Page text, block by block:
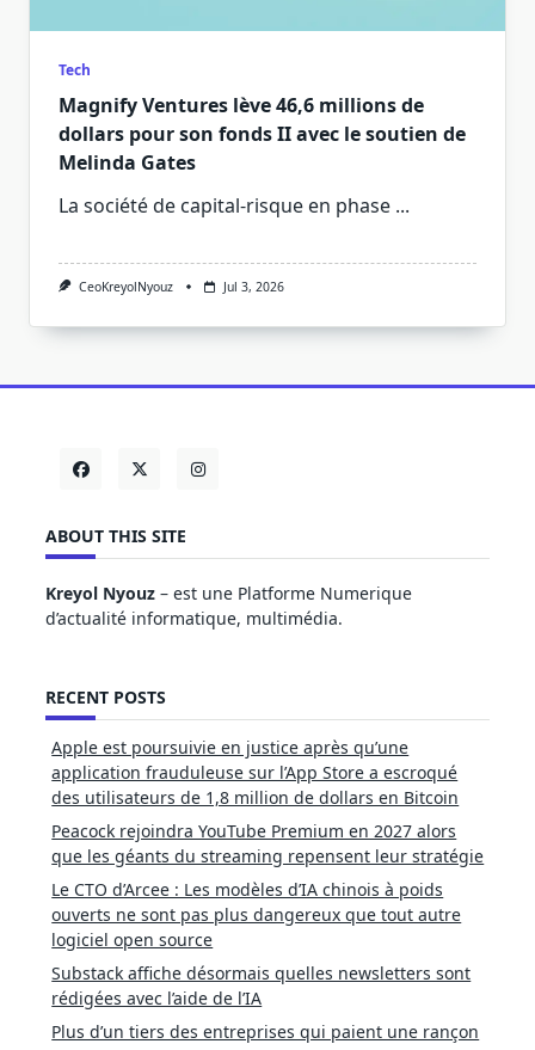
Tech
Magnify Ventures lève 46,6 millions de
dollars pour son fonds II avec le soutien de
Melinda Gates
La société de capital-risque en phase ...
CeoKreyolNyouz Jul 3, 2026
ABOUT THIS SITE
Kreyol Nyouz – est une Platforme Numerique
d’actualité informatique, multimédia.
RECENT POSTS
Apple est poursuivie en justice après qu’une
application frauduleuse sur l’App Store a escroqué
des utilisateurs de 1,8 million de dollars en Bitcoin
Peacock rejoindra YouTube Premium en 2027 alors
que les géants du streaming repensent leur stratégie
Le CTO d’Arcee : Les modèles d’IA chinois à poids
ouverts ne sont pas plus dangereux que tout autre
logiciel open source
Substack affiche désormais quelles newsletters sont
rédigées avec l’aide de l’IA
Plus d’un tiers des entreprises qui paient une rançon